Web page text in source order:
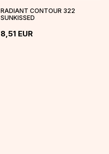
RADIANT CONTOUR 322
SUNKISSED
8,51 EUR